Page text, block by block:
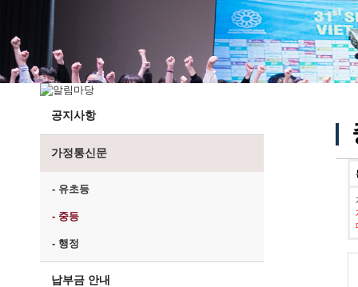
학생현황
위치/전화
전경사진
공지사항
가정통신문
- 유초등
- 중등
- 행정
납부금 안내